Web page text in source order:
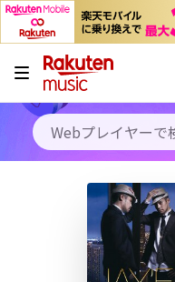
キャンペーン
料金プラン
使い方
初回30日間無料お試し